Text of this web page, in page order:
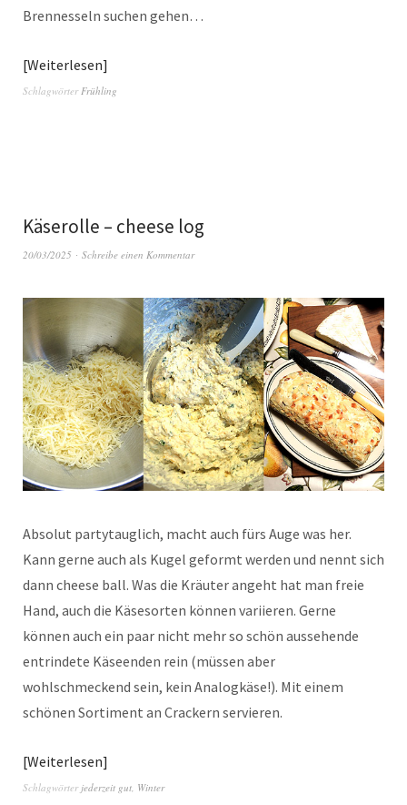
Brennesseln suchen gehen…
Weiterlesen
Schlagwörter Frühling
Käserolle – cheese log
20/03/2025 Schreibe einen Kommentar
Absolut partytauglich, macht auch fürs Auge was her.
Kann gerne auch als Kugel geformt werden und nennt sich
dann cheese ball. Was die Kräuter angeht hat man freie
Hand, auch die Käsesorten können variieren. Gerne
können auch ein paar nicht mehr so schön aussehende
entrindete Käseenden rein (müssen aber
wohlschmeckend sein, kein Analogkäse!). Mit einem
schönen Sortiment an Crackern servieren.
Weiterlesen
Schlagwörter jederzeit gut, Winter